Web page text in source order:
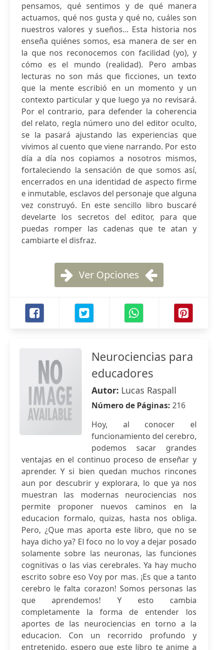
pensamos, qué sentimos y de qué manera
actuamos, qué nos gusta y qué no, cuáles son
nuestros valores y sueños... Esta historia nos
enseña quiénes somos, esa manera de ser en
la que nos reconocemos con facilidad (yo), y
cómo es el mundo (realidad). Pero ambas
lecturas no son más que ficciones, un texto
que la mente escribió en un momento y un
contexto particular y que luego ya no revisará.
Por el contrario, para defender la coherencia
del relato, regla número uno del editor oculto,
se la pasará ajustando las experiencias que
vivimos al cuento que viene narrando. Por esto
día a día nos copiamos a nosotros mismos,
fortaleciendo la sensación de que somos así,
encerrados en una identidad de aspecto firme
e inmutable, esclavos del personaje que alguna
vez construyó. En este sencillo libro buscaré
develarte los secretos del editor, para que
puedas romper las cadenas que te atan y
cambiarte el disfraz.
Ver Opciones
Neurociencias para
educadores
Autor: Lucas Raspall
Número de Páginas: 216
Hoy, al conocer el
funcionamiento del cerebro,
podemos sacar grandes
ventajas en el continuo proceso de enseñar y
aprender. Y si bien quedan muchos rincones
aun por descubrir y explorara, lo que ya nos
muestran las modernas neurociencias nos
permite proponer nuevos caminos en la
educacion formalo, quizas, hasta nos obliga.
Pero, ¿Que mas aporta este libro, que no se
haya dicho ya? El foco no lo voy a dejar posado
solamente sobre las neuronas, las funciones
cognitivas o las vias cerebrales. Ya hay mucho
escrito sobre eso Voy por mas. ¡Es que a tanto
cerebro le falta corazon! Somos personas las
que aprendemos! Y esto cambia
completamente la forma de entender los
aportes de las neurociencias en torno a la
educacion. Con un recorrido profundo y
entretenido, espero que este libro te anime a